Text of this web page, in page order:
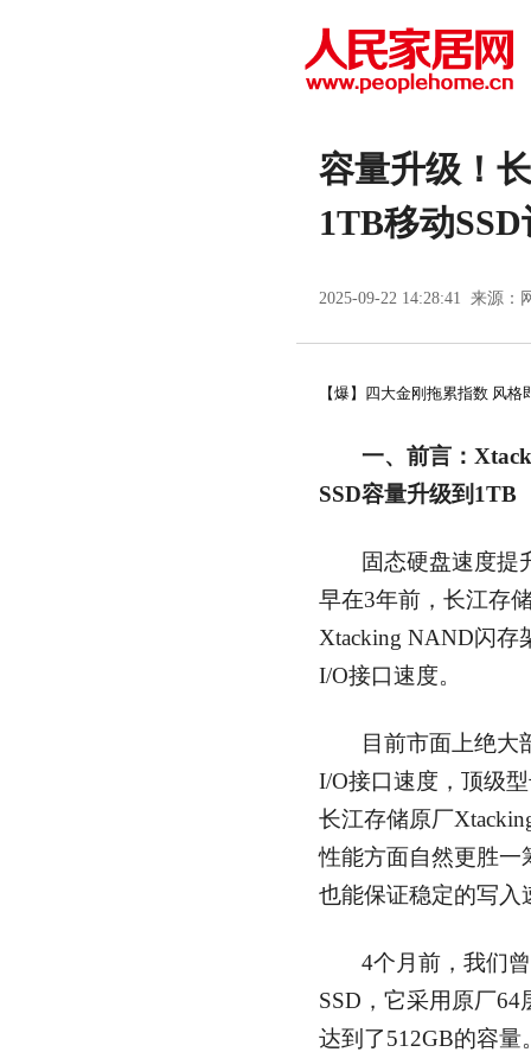
容量升级！
1TB移动
2025-09-22 14:28:41 来源：
【爆】四大金刚拖累指数 风
一、前言：
SSD容量升级到1TB
固态硬盘速度提
早在3年前，长江存
Xtacking NAND闪存
I/O接口速度。
目前市面上绝大
I/O接口速度，顶级
长江存储原厂
性能方面自然更胜一
也能保证稳定的写入
4个月前，我们
SSD，它采用原厂
达到了512GB的容量